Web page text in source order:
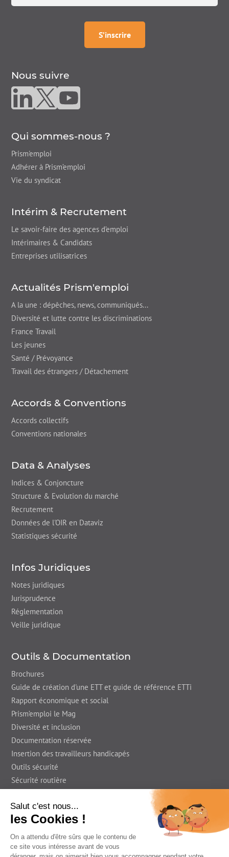
S’inscrire
à lanewsletter
Nous suivre
Nous suivre sur linkedin
Nous suivre sur twitter
Nous suivre sur youtube
Qui sommes-nous ?
Prism'emploi
Adhérer à Prism’emploi
Vie du syndicat
Intérim & Recrutement
Le savoir-faire des agences d’emploi
Intérimaires & Candidats
Entreprises utilisatrices
Actualités Prism'emploi
A la une : dépêches, news, communiqués...
Diversité et lutte contre les discriminations
France Travail
Les jeunes
Santé / Prévoyance
Travail des étrangers / Détachement
Accords & Conventions
Accords collectifs
Conventions nationales
Data & Analyses
Indices & Conjoncture
Structure & Evolution du marché
Recrutement
Données de l'OIR en Dataviz
Statistiques sécurité
Infos Juridiques
Notes juridiques
Jurisprudence
Réglementation
Veille juridique
Outils & Documentation
Brochures
Guide de création d'une ETT et guide de référence ETTi
Rapport économique et social
Prism’emploi le Mag
Diversité et inclusion
Documentation réservée
Insertion des travailleurs handicapés
Outils sécurité
Sécurité routière
En région
Foire Aux Questions